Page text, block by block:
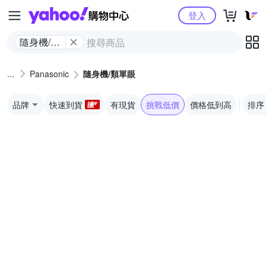
Yahoo購物中心
隨身機/類
登入
Panasonic 隨身機/類單眼
品牌 快速到貨 有現貨 挑戰低價 價格低到高 排序